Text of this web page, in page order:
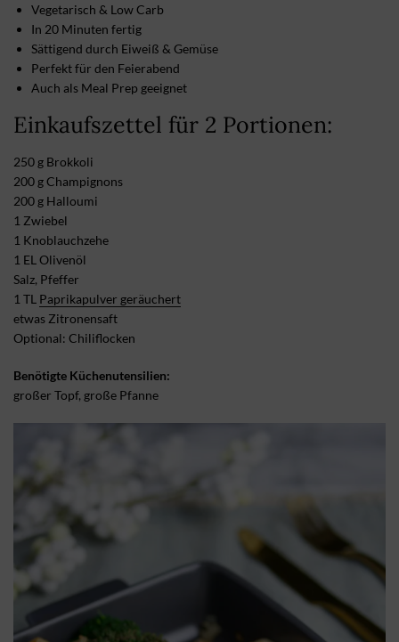
Vegetarisch & Low Carb
In 20 Minuten fertig
Sättigend durch Eiweiß & Gemüse
Perfekt für den Feierabend
Auch als Meal Prep geeignet
Einkaufszettel für 2 Portionen:
250 g Brokkoli
200 g Champignons
200 g Halloumi
1 Zwiebel
1 Knoblauchzehe
1 EL Olivenöl
Salz, Pfeffer
1 TL Paprikapulver geräuchert
etwas Zitronensaft
Optional: Chiliflocken
Benötigte Küchenutensilien:
großer Topf, große Pfanne